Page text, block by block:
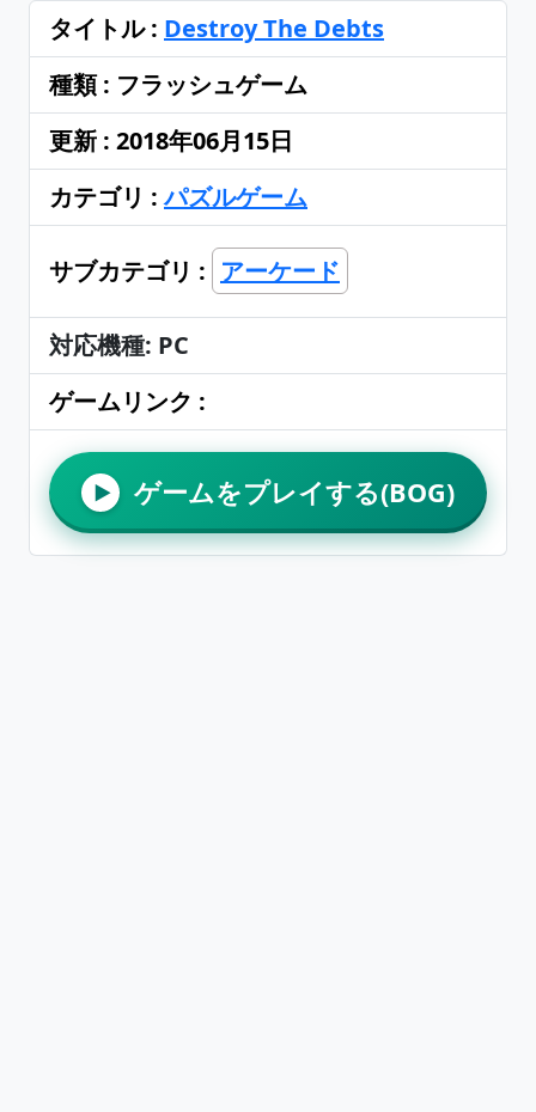
タイトル : Destroy The Debts
種類 : フラッシュゲーム
更新 : 2018年06月15日
カテゴリ :パズルゲーム
サブカテゴリ : アーケード
対応機種: PC
ゲームリンク :
▶ ゲームをプレイする(BOG)